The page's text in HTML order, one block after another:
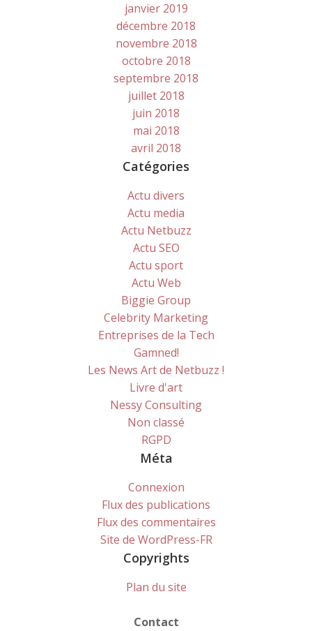
janvier 2019
décembre 2018
novembre 2018
octobre 2018
septembre 2018
juillet 2018
juin 2018
mai 2018
avril 2018
Catégories
Actu divers
Actu media
Actu Netbuzz
Actu SEO
Actu sport
Actu Web
Biggie Group
Celebrity Marketing
Entreprises de la Tech
Gamned!
Les News Art de Netbuzz !
Livre d'art
Nessy Consulting
Non classé
RGPD
Méta
Connexion
Flux des publications
Flux des commentaires
Site de WordPress-FR
Copyrights
Plan du site
Contact